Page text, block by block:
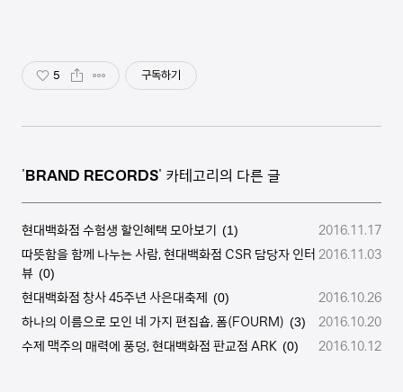
5 구독하기
'BRAND RECORDS' 카테고리의 다른 글
현대백화점 수험생 할인혜택 모아보기 (1)
2016.11.17
따뜻함을 함께 나누는 사람, 현대백화점 CSR 담당자 인터
뷰 (0)
2016.11.03
현대백화점 창사 45주년 사은대축제 (0)
2016.10.26
하나의 이름으로 모인 네 가지 편집숍, 폼(FOURM) (3)
2016.10.20
수제 맥주의 매력에 풍덩, 현대백화점 판교점 ARK (0) 2016.10.12